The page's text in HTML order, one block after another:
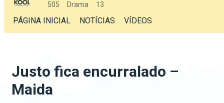
505 Drama 13
PÁGINA INICIAL NOTÍCIAS VÍDEOS
Justo fica encurralado –
Maida